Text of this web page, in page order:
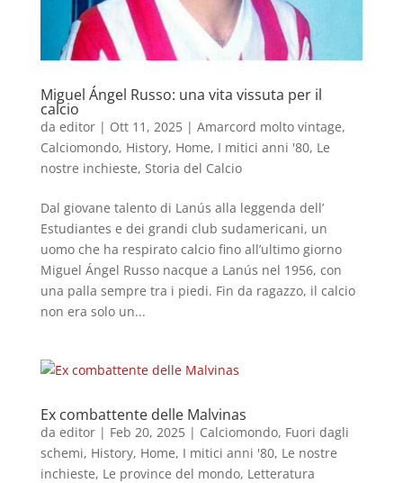
Miguel Ángel Russo: una vita vissuta per il
calcio
da editor| Ott 11, 2025| Amarcord molto vintage,
Calciomondo, History, Home, I mitici anni '80, Le
nostre inchieste, Storia del Calcio
Dal giovane talento di Lanús alla leggenda dell’
Estudiantes e dei grandi club sudamericani, un
uomo che ha respirato calcio fino all’ultimo giorno
Miguel Ángel Russo nacque a Lanús nel 1956, con
una palla sempre tra i piedi. Fin da ragazzo, il calcio
non era solo un...
Ex combattente delle Malvinas
da editor| Feb 20, 2025| Calciomondo, Fuori dagli
schemi, History, Home, I mitici anni '80, Le nostre
inchieste, Le province del mondo, Letteratura